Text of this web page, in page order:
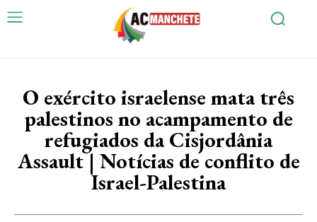
O exército israelense mata três
palestinos no acampamento de
refugiados da Cisjordânia
Assault | Notícias de conflito de
Israel-Palestina